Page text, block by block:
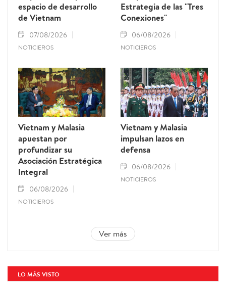
espacio de desarrollo
de Vietnam
07/08/2026
NOTICIEROS
Estrategia de las "Tres
Conexiones"
06/08/2026
NOTICIEROS
Vietnam y Malasia
apuestan por
profundizar su
Asociación Estratégica
Integral
06/08/2026
NOTICIEROS
Vietnam y Malasia
impulsan lazos en
defensa
06/08/2026
NOTICIEROS
Ver más
LO MÁS VISTO